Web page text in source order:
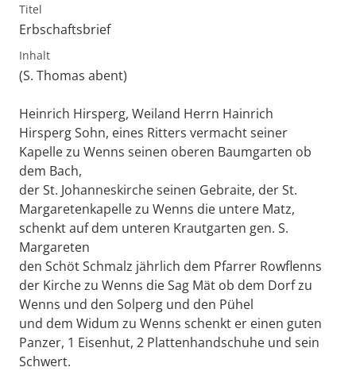
Titel
Erbschaftsbrief
Inhalt
(S. Thomas abent)
Heinrich Hirsperg, Weiland Herrn Hainrich
Hirsperg Sohn, eines Ritters vermacht seiner
Kapelle zu Wenns seinen oberen Baumgarten ob
dem Bach,
der St. Johanneskirche seinen Gebraite, der St.
Margaretenkapelle zu Wenns die untere Matz,
schenkt auf dem unteren Krautgarten gen. S.
Margareten
den Schöt Schmalz jährlich dem Pfarrer Rowflenns
der Kirche zu Wenns die Sag Mät ob dem Dorf zu
Wenns und den Solperg und den Pühel
und dem Widum zu Wenns schenkt er einen guten
Panzer, 1 Eisenhut, 2 Plattenhandschuhe und sein
Schwert.